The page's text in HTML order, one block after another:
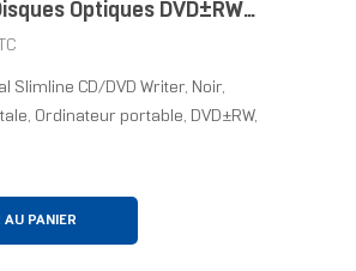
Optiques DVD±RW
Slimline CD/DVD Writer, Noir,
Ordinateur portable, DVD±RW,
AU PANIER